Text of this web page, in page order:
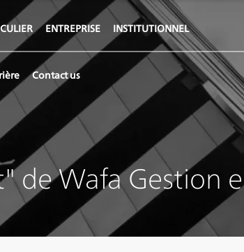
Contact us
ENTREPRISE INSTITUTIONNEL
de Wafa Gestion